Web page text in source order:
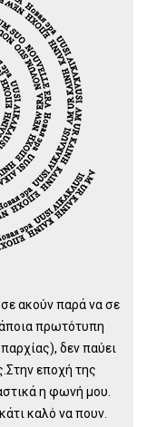
ακούν παρά να σε
πρωτότυπη
δεν παύει
εποχή της
η φωνή μου.
καλό να πουν.